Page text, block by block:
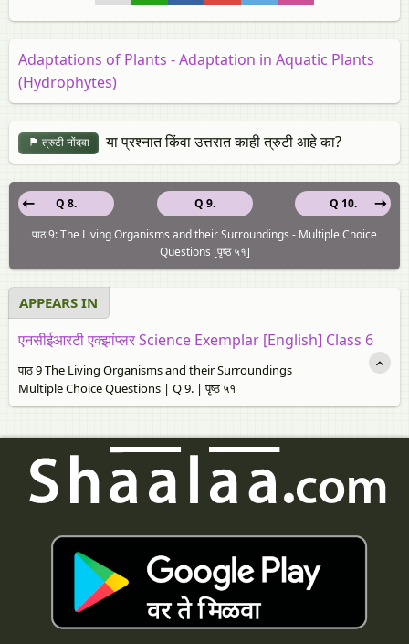
Adaptations of Plants - Adaptation in Aquatic Plants
(Hydrophytes)
त्रुटी नोंदवा या प्रश्नात किंवा उत्तरात काही त्रुटी आहे का?
Q 9.
Q 8.
Q 10.
पाठ 9: The Living Organisms and their Surroundings - Multiple Choice
Questions [पृष्ठ ५१]
APPEARS IN
एनसीईआरटी एक्झांप्लर Science Exemplar [English] Class 6
पाठ 9 The Living Organisms and their Surroundings
Multiple Choice Questions | Q 9. | पृष्ठ ५१